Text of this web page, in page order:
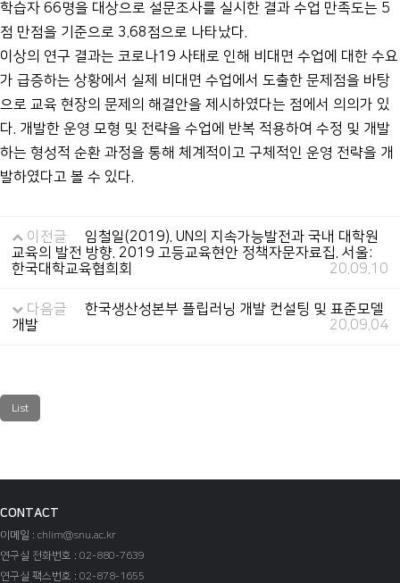
학습자 66명을 대상으로 설문조사를 실시한 결과 수업 만족도는 5
점 만점을 기준으로 3.68점으로 나타났다.
이상의 연구 결과는 코로나19 사태로 인해 비대면 수업에 대한 수요
가 급증하는 상황에서 실제 비대면 수업에서 도출한 문제점을 바탕
으로 교육 현장의 문제의 해결안을 제시하였다는 점에서 의의가 있
다. 개발한 운영 모형 및 전략을 수업에 반복 적용하여 수정 및 개발
하는 형성적 순환 과정을 통해 체계적이고 구체적인 운영 전략을 개
발하였다고 볼 수 있다.
이전글
임철일(2019). UN의 지속가능발전과 국내 대학원
교육의 발전 방향. 2019 고등교육현안 정책자문자료집. 서울:
한국대학교육협희회
20.09.10
다음글
한국생산성본부 플립러닝 개발 컨설팅 및 표준모델
개발
20.09.04
List
CONTACT
이메일 : chlim@snu.ac.kr
연구실 전화번호 : 02-880-7639
연구실 팩스번호 : 02-878-1655